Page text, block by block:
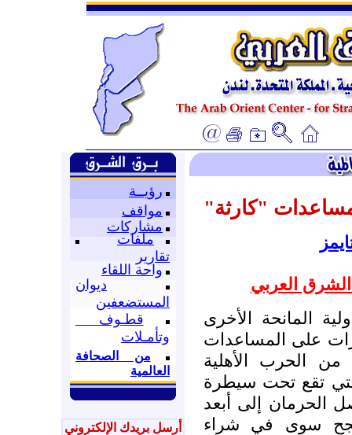
رؤيــة
مواقف
مشاركات
ملفات
تقارير
واحة اللقاء
ديوان
المستضعفين
قطـوف
وتأمـلات
من الصحافة
العالمية
أرسل بريدك الإلكتروني
"كارثة"
العربي
المانحة الأخرى
على المساعدات
من الحرب الأهلية
تقع تحت سيطرة
الحرمان إلى أبعد
سوى في شراء